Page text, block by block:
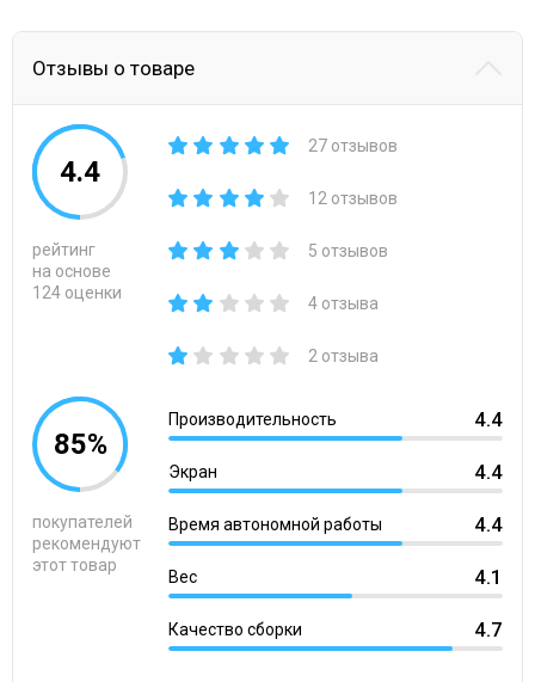
Отзывы о товаре
4.4
рейтинг
на основе
124 оценки
27 отзывов
12 отзывов
5 отзывов
4 отзыва
2 отзыва
85%
покупателей
рекомендуют
этот товар
Производительность 4.4
Экран 4.4
Время автономной работы 4.4
Вес 4.1
Качество сборки 4.7